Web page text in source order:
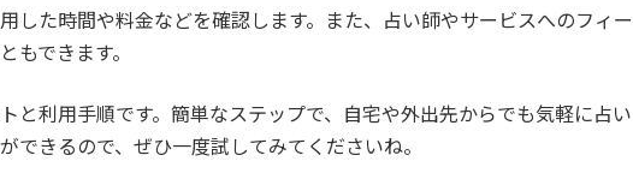
した時間や料金などを確認します。また、占い師やサービスへのフィー
もできます。
と利用手順です。簡単なステップで、自宅や外出先からでも気軽に占い
できるので、ぜひ一度試してみてくださいね。